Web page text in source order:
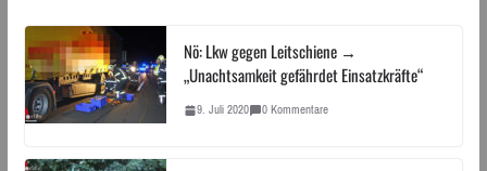
Nö: Lkw gegen Leitschiene →
„Unachtsamkeit gefährdet Einsatzkräfte“
9. Juli 2020 0 Kommentare